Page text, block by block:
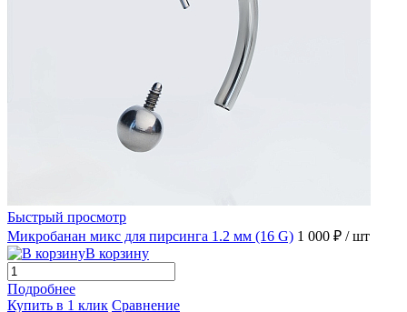
Быстрый просмотр
Микробанан микс для пирсинга 1.2 мм (16 G) 1 000 ₽ / шт
В корзину
Подробнее
Купить в 1 клик Сравнение